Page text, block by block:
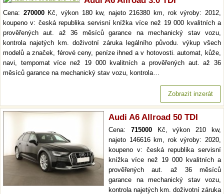
Cena: 270000Kč, výkon 180 kw, najeto 216380 km, rok výroby: 2012,
koupeno v: česká republika servisní knížka více než 19 000 kvalitních a
prověřených aut. až 36 měsíců garance na mechanický stav vozu,
kontrola najetých km. doživotní záruka legálního původu. výkup všech
modelů a značek, férové ceny, peníze ihned a v hotovosti. automat, kůže,
navi, tempomat více než 19 000 kvalitních a prověřených aut. až 36
měsíců garance na mechanický stav vozu, kontrola…
Zobrazit inzerát
Audi A6 Allroad 50 TDI
Cena: 715000Kč, výkon 210 kw,
najeto 146616 km, rok výroby: 2020,
koupeno v: česká republika servisní
knížka více než 19 000 kvalitních a
prověřených aut. až 36 měsíců
garance na mechanický stav vozu,
kontrola najetých km. doživotní záruka